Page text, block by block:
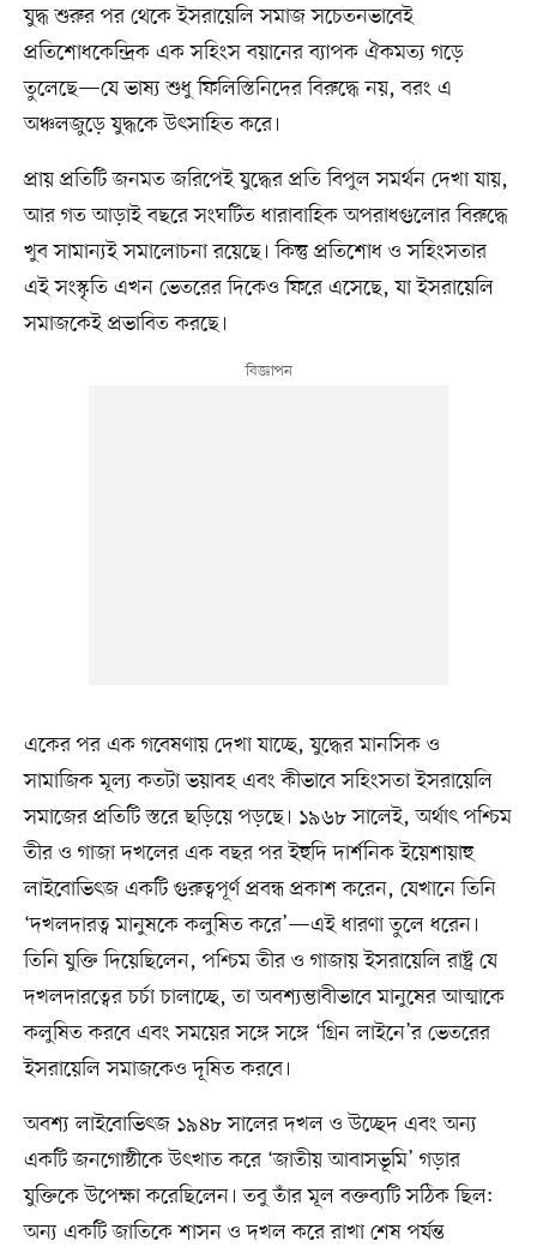
যুদ্ধ শুরুর পর থেকে ইসরায়েলি সমাজ সচেতনভাবেই
প্রতিশোধকেন্দ্রিক এক সহিংস বয়ানের ব্যাপক ঐকমত্য গড়ে
তুলেছে—যে ভাষ্য শুধু ফিলিস্তিনিদের বিরুদ্ধে নয়, বরং এ
অঞ্চলজুড়ে যুদ্ধকে উৎসাহিত করে।
প্রায় প্রতিটি জনমত জরিপেই যুদ্ধের প্রতি বিপুল সমর্থন দেখা যায়,
আর গত আড়াই বছরে সংঘটিত ধারাবাহিক অপরাধগুলোর বিরুদ্ধে
খুব সামান্যই সমালোচনা রয়েছে। কিন্তু প্রতিশোধ ও সহিংসতার
এই সংস্কৃতি এখন ভেতরের দিকেও ফিরে এসেছে, যা ইসরায়েলি
সমাজকেই প্রভাবিত করছে।
একের পর এক গবেষণায় দেখা যাচ্ছে, যুদ্ধের মানসিক ও
সামাজিক মূল্য কতটা ভয়াবহ এবং কীভাবে সহিংসতা ইসরায়েলি
সমাজের প্রতিটি স্তরে ছড়িয়ে পড়ছে। ১৯৬৮ সালেই, অর্থাৎ পশ্চিম
তীর ও গাজা দখলের এক বছর পর ইহুদি দার্শনিক ইয়েশায়াহু
লাইবোভিৎজ একটি গুরুত্বপূর্ণ প্রবন্ধ প্রকাশ করেন, যেখানে তিনি
‘দখলদারত্ব মানুষকে কলুষিত করে’—এই ধারণা তুলে ধরেন।
তিনি যুক্তি দিয়েছিলেন, পশ্চিম তীর ও গাজায় ইসরায়েলি রাষ্ট্র যে
দখলদারত্বের চর্চা চালাচ্ছে, তা অবশ্যম্ভাবীভাবে মানুষের আত্মাকে
কলুষিত করবে এবং সময়ের সঙ্গে সঙ্গে ‘গ্রিন লাইনে’র ভেতরের
ইসরায়েলি সমাজকেও দূষিত করবে।
অবশ্য লাইবোভিৎজ ১৯৪৮ সালের দখল ও উচ্ছেদ এবং অন্য
একটি জনগোষ্ঠীকে উৎখাত করে ‘জাতীয় আবাসভূমি’ গড়ার
যুক্তিকে উপেক্ষা করেছিলেন। তবু তাঁর মূল বক্তব্যটি সঠিক ছিল:
অন্য একটি জাতিকে শাসন ও দখল করে রাখা শেষ পর্যন্ত